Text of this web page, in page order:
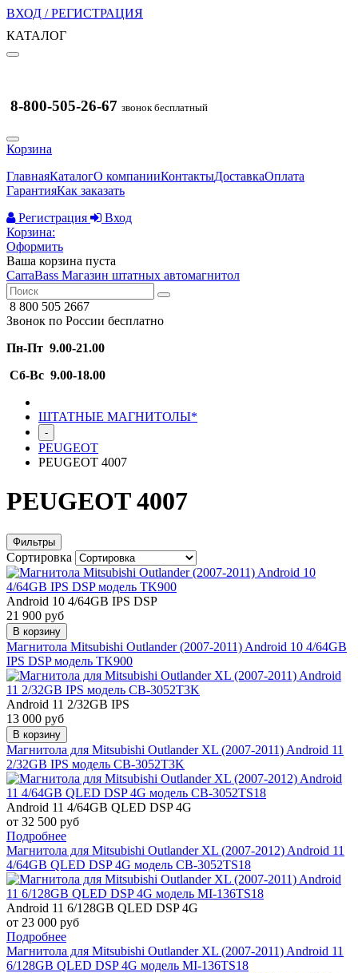
ВХОД / РЕГИСТРАЦИЯ
КАТАЛОГ
8-800-505-26-67 звонок бесплатный
Корзина
ГлавнаяКаталогО компанииКонтактыДоставкаОплата
ГарантияКак заказать
Регистрация
Вход
Корзина:
Оформить
Ваша корзина пуста
CarraBass Магазин штатных автомагнитол
8 800 505 2667
Звонок по России бесплатно
Пн-Пт 9.00-21.00
Сб-Вс 9.00-18.00
ШТАТНЫЕ МАГНИТОЛЫ*
-
PEUGEOT
PEUGEOT 4007
PEUGEOT 4007
Фильтры
Сортировка
Android 10 4/64GB IPS DSP
21 900 руб
В корзину
Магнитола Mitsubishi Outlander (2007-2011) Android 10 4/64GB
IPS DSP модель TK900
Android 11 2/32GB IPS
13 000 руб
В корзину
Магнитола для Mitsubishi Outlander XL (2007-2011) Android 11
2/32GB IPS модель CB-3052T3K
Android 11 4/64GB QLED DSP 4G
от 32 500 руб
Подробнее
Магнитола для Mitsubishi Outlander XL (2007-2012) Android 11
4/64GB QLED DSP 4G модель CB-3052TS18
Android 11 6/128GB QLED DSP 4G
от 23 000 руб
Подробнее
Магнитола для Mitsubishi Outlander XL (2007-2011) Android 11
6/128GB QLED DSP 4G модель MI-136TS18